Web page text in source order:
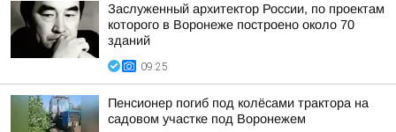
Заслуженный архитектор России, по проектам
которого в Воронеже построено около 70
зданий
09:25
Пенсионер погиб под колёсами трактора на
садовом участке под Воронежем